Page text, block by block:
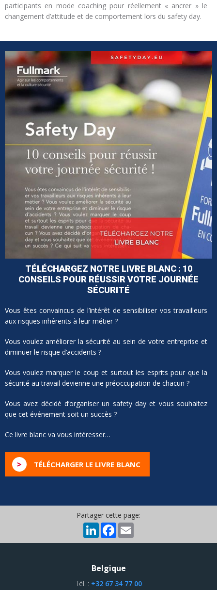
participants en mode coaching pour réellement « ancrer » le
changement d’attitude et de comportement lors du safety day.
TÉLÉCHARGEZ NOTRE LIVRE BLANC : 10
CONSEILS POUR RÉUSSIR VOTRE JOURNÉE
SÉCURITÉ
Vous êtes convaincus de l’intérêt de sensibiliser vos travailleurs
aux risques inhérents à leur métier ?
Vous voulez améliorer la sécurité au sein de votre entreprise et
diminuer le risque d’accidents ?
Vous voulez marquer le coup et surtout les esprits pour que la
sécurité au travail devienne une préoccupation de chacun ?
Vous avez décidé d’organiser un safety day et vous souhaitez
que cet événement soit un succès ?
Ce livre blanc va vous intéresser…
> TÉLÉCHARGER LE LIVRE BLANC
Partager cette page:
LinkedInFacebook
Belgique
Tél. : +32 67 34 77 00